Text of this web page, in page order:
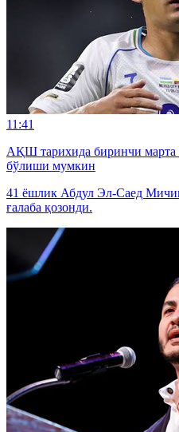
11:41
АҚШ тарихида биринчи марта
бўлиши мумкин
41 ёшлик Абдул Эл-Саед
ғалаба қозонди.